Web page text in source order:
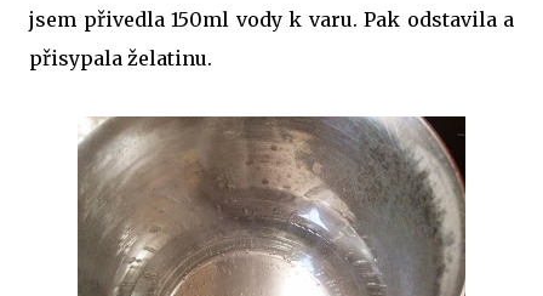
jsem přivedla 150ml vody k varu. Pak odstavila a
přisypala želatinu.